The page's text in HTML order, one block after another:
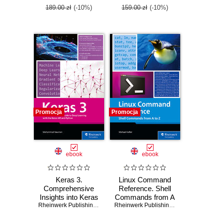
189.00 zł (-10%) 159.00 zł (-10%)
Promocja
ebook
Keras 3.
Comprehensive
Insights into Keras
for Deep LearningRheinwerk Publishing, Mohammad Nauman
Promocja
ebook
Linux Command
Reference. Shell
Commands from A
to Z
Rheinwerk Publishing,